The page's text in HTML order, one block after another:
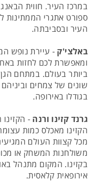
במרכז העיר. חווית
ספורט אתגרי הממתינות
העיר ובסביבתה.
באלצי'ק
ומאפשרת לכם לחזות
שונים של צמחים
בגודלו באירופה.
גרנד קזינו ורנה - הקזינו
הקזינו מאכלס כמות
מכל קצוות העולם
משולחנות המשחק או
בקזינו. המקום מתנהל
אירופאית קלאסית.